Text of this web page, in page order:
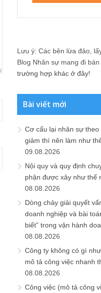
Lưu ý: Các bên lừa đảo,
Blog Nhân sự mang đi bán
trường hợp khác ở đây!
Bài viết mới
Cơ cấu lại nhân sự
giảm thì nên làm như
09.08.2026
Nội quy và quy định
phận được xây như thế
08.08.2026
Dòng chảy giải quyết
doanh nghiệp và bài
biết” trong vận hành
08.08.2026
Công ty không có gì
mô tả công việc nhanh
08.08.2026
Công việc (mô tả công